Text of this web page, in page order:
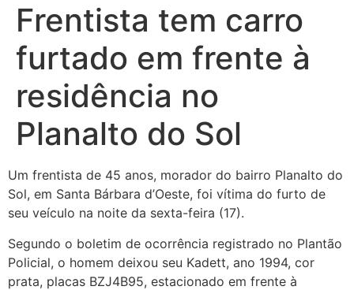
Frentista tem carro
furtado em frente à
residência no
Planalto do Sol
Um frentista de 45 anos, morador do bairro Planalto do
Sol, em Santa Bárbara d’Oeste, foi vítima do furto de
seu veículo na noite da sexta-feira (17).
Segundo o boletim de ocorrência registrado no Plantão
Policial, o homem deixou seu Kadett, ano 1994, cor
prata, placas BZJ4B95, estacionado em frente à